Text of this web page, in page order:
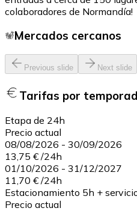
colaboradores de Normandía!
Mercados cercanos
Previous slide Next slide
Tarifas por
Etapa de 24h
Precio actual
08/08/2026 - 30/09/2026
13,75 € /24h
01/10/2026 - 31/12/2027
11,70 € /24h
Estacionamiento 5h +
Precio actual